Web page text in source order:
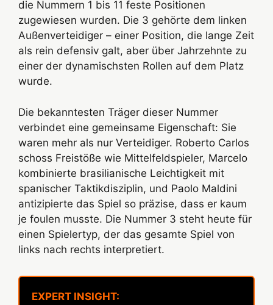
die Nummern 1 bis 11 feste Positionen
zugewiesen wurden. Die 3 gehörte dem linken
Außenverteidiger – einer Position, die lange Zeit
als rein defensiv galt, aber über Jahrzehnte zu
einer der dynamischsten Rollen auf dem Platz
wurde.
Die bekanntesten Träger dieser Nummer
verbindet eine gemeinsame Eigenschaft: Sie
waren mehr als nur Verteidiger. Roberto Carlos
schoss Freistöße wie Mittelfeldspieler, Marcelo
kombinierte brasilianische Leichtigkeit mit
spanischer Taktikdisziplin, und Paolo Maldini
antizipierte das Spiel so präzise, dass er kaum
je foulen musste. Die Nummer 3 steht heute für
einen Spielertyp, der das gesamte Spiel von
links nach rechts interpretiert.
EXPERT INSIGHT: